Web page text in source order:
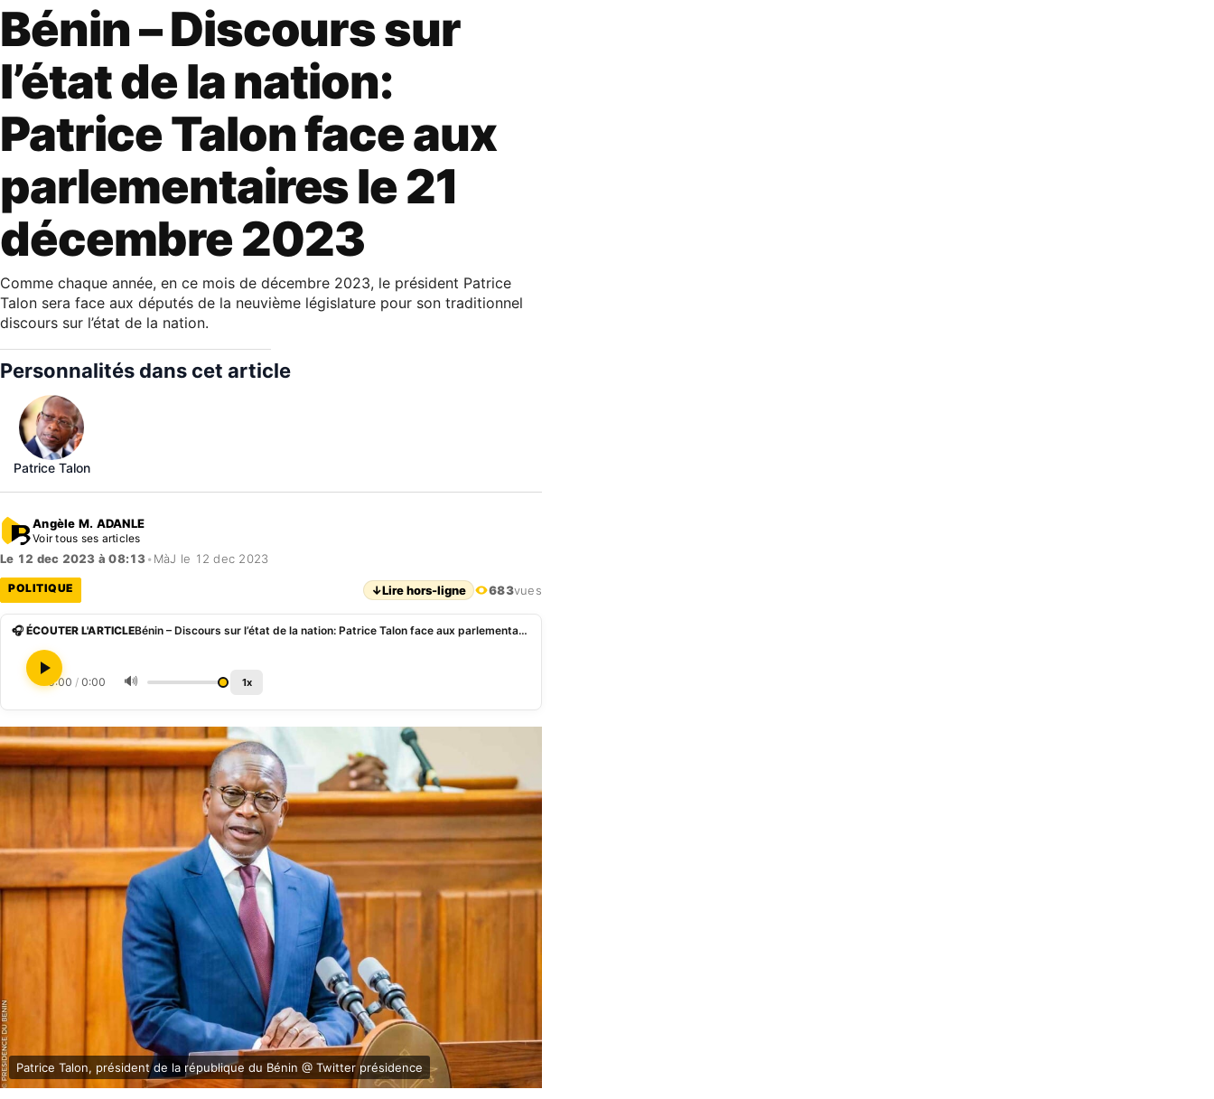
Bénin – Discours sur
l’état de la nation:
Patrice Talon face aux
parlementaires le 21
décembre 2023
Comme chaque année, en ce mois de décembre 2023, le président Patrice
Talon sera face aux députés de la neuvième législature pour son traditionnel
discours sur l’état de la nation.
Personnalités dans cet article
Patrice Talon
Angèle M. ADANLE
Voir tous ses articles
Le 12 dec 2023 à 08:13• MàJ le 12 dec 2023
POLITIQUE ↓Lire hors-ligne 683vues
🎧 ÉCOUTER L'ARTICLE Bénin – Discours sur l’état de la nation: Patrice Talon face aux parlementaires le 21 décembre 2023
0:00 / 0:00 🔊 1x
Patrice Talon, président de la république du Bénin @ Twitter présidence